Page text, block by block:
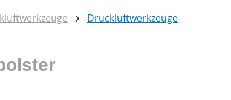
Druckluftwerkzeuge